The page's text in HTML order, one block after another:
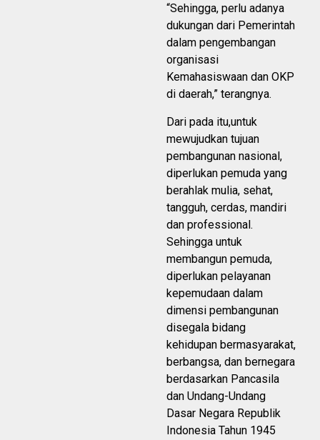
“Sehingga, perlu adanya
dukungan dari Pemerintah
dalam pengembangan
organisasi
Kemahasiswaan dan OKP
di daerah,” terangnya.
Dari pada itu,untuk
mewujudkan tujuan
pembangunan nasional,
diperlukan pemuda yang
berahlak mulia, sehat,
tangguh, cerdas, mandiri
dan professional.
Sehingga untuk
membangun pemuda,
diperlukan pelayanan
kepemudaan dalam
dimensi pembangunan
disegala bidang
kehidupan bermasyarakat,
berbangsa, dan bernegara
berdasarkan Pancasila
dan Undang-Undang
Dasar Negara Republik
Indonesia Tahun 1945